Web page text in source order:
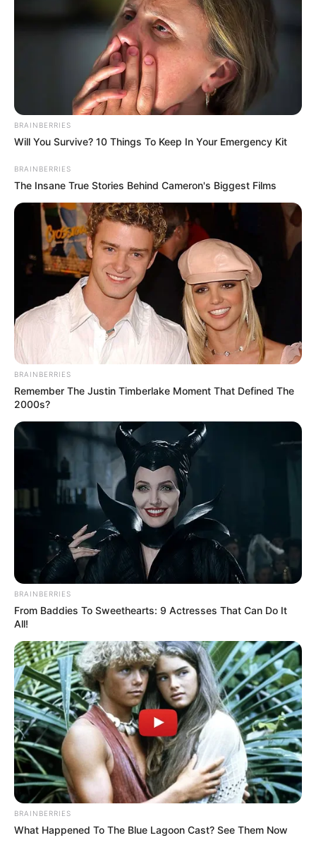
BRAINBERRIES
Will You Survive? 10 Things To Keep In Your Emergency Kit
BRAINBERRIES
The Insane True Stories Behind Cameron's Biggest Films
BRAINBERRIES
Remember The Justin Timberlake Moment That Defined The
2000s?
BRAINBERRIES
From Baddies To Sweethearts: 9 Actresses That Can Do It
All!
BRAINBERRIES
What Happened To The Blue Lagoon Cast? See Them Now